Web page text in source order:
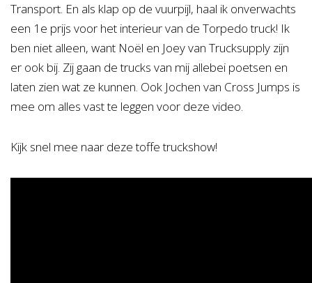
Transport. En als klap op de vuurpijl, haal ik onverwachts
een 1e prijs voor het interieur van de Torpedo truck! Ik
ben niet alleen, want Noël en Joey van Trucksupply zijn
er ook bij. Zij gaan de trucks van mij allebei poetsen en
laten zien wat ze kunnen. Ook Jochen van Cross Jumps is
mee om alles vast te leggen voor deze video.
Kijk snel mee naar deze toffe truckshow!